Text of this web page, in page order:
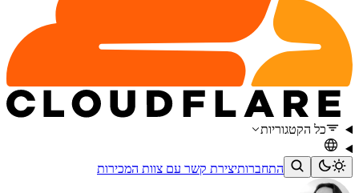
כל הקטגוריות
התחברותיצירת קשר עם צוות המכירות